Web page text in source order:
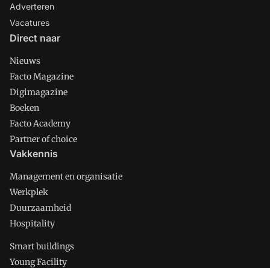
Adverteren
Vacatures
Direct naar
Nieuws
Facto Magazine
Digimagazine
Boeken
Facto Academy
Partner of choice
Vakkennis
Management en organisatie
Werkplek
Duurzaamheid
Hospitality
Smart buildings
Young Facility